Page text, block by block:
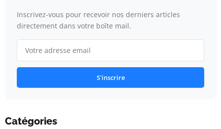
Inscrivez-vous pour recevoir nos derniers articles
directement dans votre boîte mail.
S'inscrire
Catégories